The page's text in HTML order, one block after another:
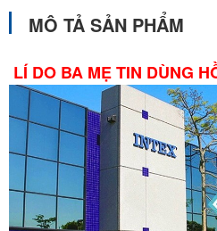
MÔ TẢ SẢN PHẨM
LÍ DO BA MẸ TIN DÙNG